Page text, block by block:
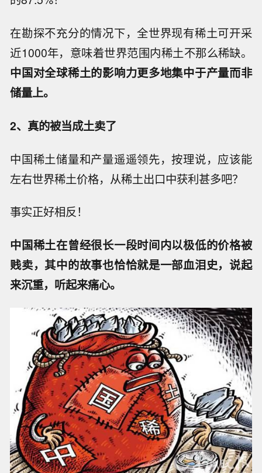
在勘探不充分的情况下，全世界现有稀土可开采
近1000年，意味着世界范围内稀土不那么稀缺。
中国对全球稀土的影响力更多地集中于产量而非
储量上。
2、 真的被当成土卖了
中国稀土储量和产量遥遥领先，按理说，应该能
左右世界稀土价格，从稀土出口中获利甚多吧？
事实正好相反！
中国稀土在曾经很长一段时间内以极低的价格被
贱卖，其中的故事也恰恰就是一部血泪史，说起
来沉重，听起来痛心。